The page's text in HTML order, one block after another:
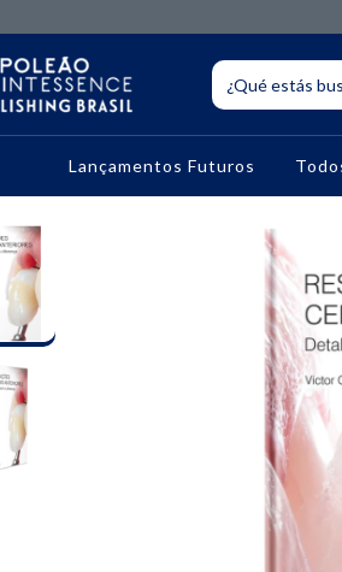
Lançamentos Futuros